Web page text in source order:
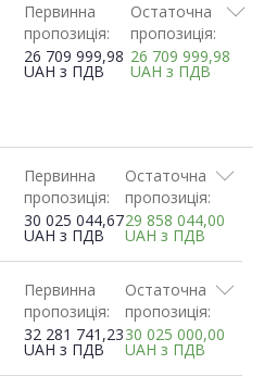
Первинна
пропозиція:
26 709 999,98
UAH з ПДВ
Остаточна
пропозиція:
26 709 999,98
UAH з ПДВ
Первинна
пропозиція:
30 025 044,67
UAH з ПДВ
Остаточна
пропозиція:
29 858 044,00
UAH з ПДВ
Первинна
пропозиція:
32 281 741,23
UAH з ПДВ
Остаточна
пропозиція:
30 025 000,00
UAH з ПДВ